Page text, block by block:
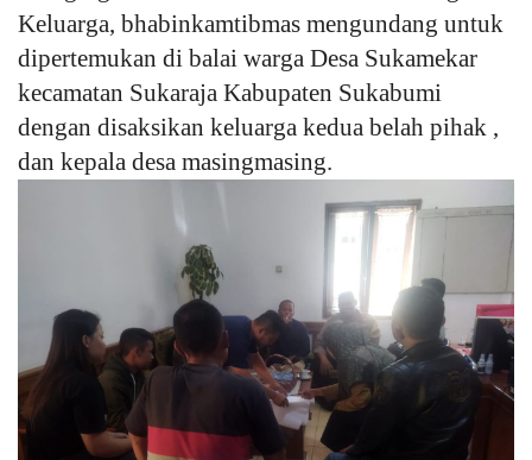
Keluarga, bhabinkamtibmas mengundang untuk
dipertemukan di balai warga Desa Sukamekar
kecamatan Sukaraja Kabupaten Sukabumi
dengan disaksikan keluarga kedua belah pihak ,
dan kepala desa masingmasing.